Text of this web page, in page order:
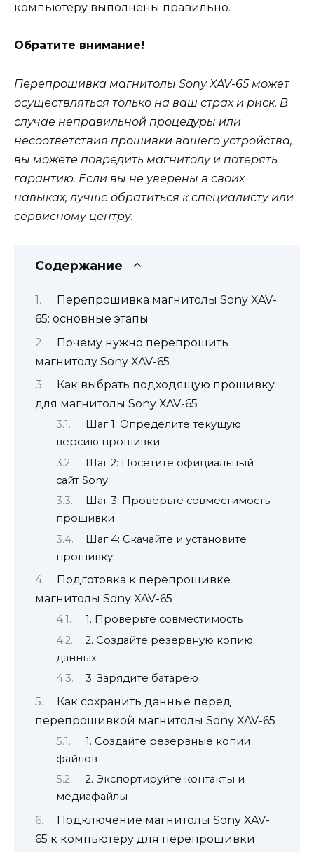
компьютеру выполнены правильно.
Обратите внимание!
Перепрошивка магнитолы Sony XAV-65 может
осуществляться только на ваш страх и риск. В
случае неправильной процедуры или
несоответствия прошивки вашего устройства,
вы можете повредить магнитолу и потерять
гарантию. Если вы не уверены в своих
навыках, лучше обратиться к специалисту или
сервисному центру.
Содержание
Перепрошивка магнитолы Sony XAV-
65: основные этапы
Почему нужно перепрошить
магнитолу Sony XAV-65
Как выбрать подходящую прошивку
для магнитолы Sony XAV-65
Шаг 1: Определите текущую
версию прошивки
Шаг 2: Посетите официальный
сайт Sony
Шаг 3: Проверьте совместимость
прошивки
Шаг 4: Скачайте и установите
прошивку
Подготовка к перепрошивке
магнитолы Sony XAV-65
1. Проверьте совместимость
2. Создайте резервную копию
данных
3. Зарядите батарею
Как сохранить данные перед
перепрошивкой магнитолы Sony XAV-65
1. Создайте резервные копии
файлов
2. Экспортируйте контакты и
медиафайлы
Подключение магнитолы Sony XAV-
65 к компьютеру для перепрошивки